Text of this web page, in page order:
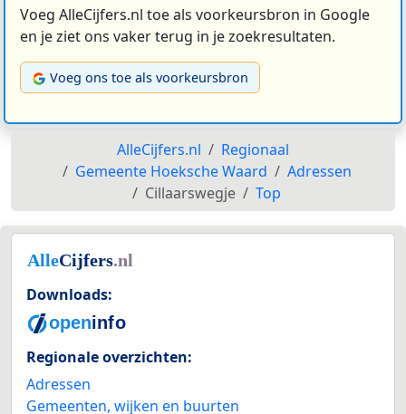
Voeg AlleCijfers.nl toe als voorkeursbron in Google
en je ziet ons vaker terug in je zoekresultaten.
Voeg ons toe als voorkeursbron
AlleCijfers.nl
Regionaal
Gemeente Hoeksche Waard
Adressen
Cillaarswegje
Top
Downloads:
Regionale overzichten:
Adressen
Gemeenten, wijken en buurten